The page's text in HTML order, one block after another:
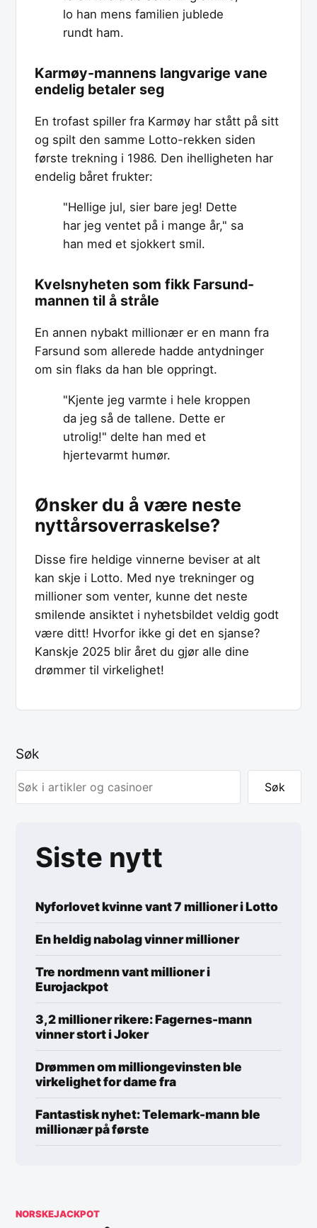
lo han mens familien jublede
rundt ham.
Karmøy-mannens langvarige vane
endelig betaler seg
En trofast spiller fra Karmøy har stått på sitt
og spilt den samme Lotto-rekken siden
første trekning i 1986. Den ihelligheten har
endelig båret frukter:
"Hellige jul, sier bare jeg! Dette
har jeg ventet på i mange år," sa
han med et sjokkert smil.
Kvelsnyheten som fikk Farsund-
mannen til å stråle
En annen nybakt millionær er en mann fra
Farsund som allerede hadde antydninger
om sin flaks da han ble oppringt.
"Kjente jeg varmte i hele kroppen
da jeg så de tallene. Dette er
utrolig!" delte han med et
hjertevarmt humør.
Ønsker du å være neste
nyttårsoverraskelse?
Disse fire heldige vinnerne beviser at alt
kan skje i Lotto. Med nye trekninger og
millioner som venter, kunne det neste
smilende ansiktet i nyhetsbildet veldig godt
være ditt! Hvorfor ikke gi det en sjanse?
Kanskje 2025 blir året du gjør alle dine
drømmer til virkelighet!
Søk
Søk
Siste nytt
Nyforlovet kvinne vant 7 millioner i Lotto
En heldig nabolag vinner millioner
Tre nordmenn vant millioner i
Eurojackpot
3,2 millioner rikere: Fagernes-mann
vinner stort i Joker
Drømmen om milliongevinsten ble
virkelighet for dame fra
Fantastisk nyhet: Telemark-mann ble
millionær på første
NORSKEJACKPOT